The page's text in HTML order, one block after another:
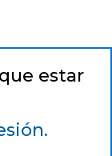
estar